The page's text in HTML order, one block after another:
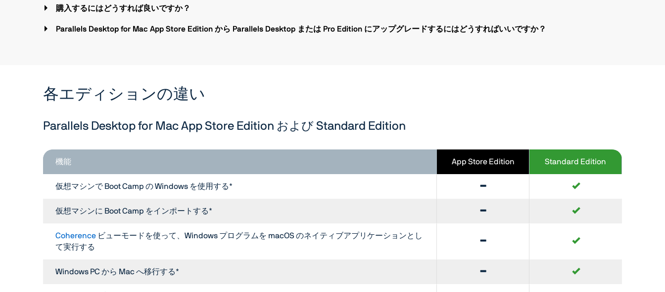
購入するにはどうすれば良いですか？
Parallels Desktop for Mac App Store Edition から Parallels Desktop または Pro Edition にアップグレードするにはどうすればいいですか？
各エディションの違い
Parallels Desktop for Mac App Store Edition および Standard Edition
機能 App Store Edition Standard Edition
仮想マシンで Boot Camp の Windows を使用する*
仮想マシンに Boot Camp をインポートする*
Coherence ビューモードを使って、Windows プログラムを macOS のネイティブアプリケーションとし
て実行する
Windows PC から Mac へ移行する*